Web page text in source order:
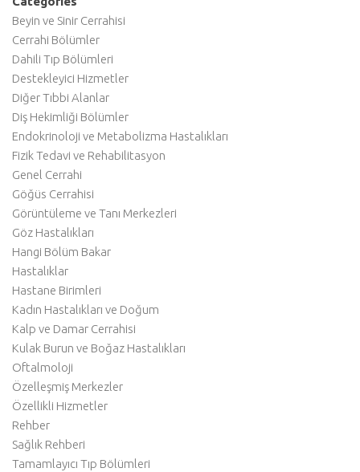
Beyin ve Sinir Cerrahisi
Cerrahi Bölümler
Dahili Tıp Bölümleri
Destekleyici Hizmetler
Diğer Tıbbi Alanlar
Diş Hekimliği Bölümler
Endokrinoloji ve Metabolizma Hastalıkları
Fizik Tedavi ve Rehabilitasyon
Genel Cerrahi
Göğüs Cerrahisi
Görüntüleme ve Tanı Merkezleri
Göz Hastalıkları
Hangi Bölüm Bakar
Hastalıklar
Hastane Birimleri
Kadın Hastalıkları ve Doğum
Kalp ve Damar Cerrahisi
Kulak Burun ve Boğaz Hastalıkları
Oftalmoloji
Özelleşmiş Merkezler
Özellikli Hizmetler
Rehber
Sağlık Rehberi
Tamamlayıcı Tıp Bölümleri